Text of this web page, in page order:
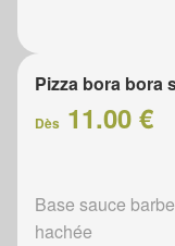
Pizza bora bora
Dès 11.00 €
Base sauce
hachée